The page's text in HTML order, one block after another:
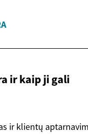
ir kaip ji gali
ir klientų